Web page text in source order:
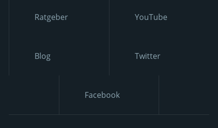
Ratgeber YouTube
Blog Twitter
Facebook